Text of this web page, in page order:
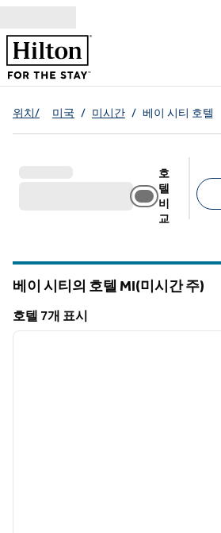
위치/ 미국 / 미시간 / 베이 시티 호텔
호
텔
비
교
베이 시티의 호텔 MI(미시간 주)
호텔 7개 표시
호텔 7개 표시
1/12